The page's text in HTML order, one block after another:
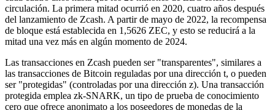
circulación. La primera mitad ocurrió en 2020, cuatro años después
del lanzamiento de Zcash. A partir de mayo de 2022, la recompensa
de bloque está establecida en 1,5626 ZEC, y esto se reducirá a la
mitad una vez más en algún momento de 2024.
Las transacciones en Zcash pueden ser "transparentes", similares a
las transacciones de Bitcoin reguladas por una dirección t, o pueden
ser "protegidas" (controladas por una dirección z). Una transacción
protegida emplea zk-SNARK, un tipo de prueba de conocimiento
cero que ofrece anonimato a los poseedores de monedas de la